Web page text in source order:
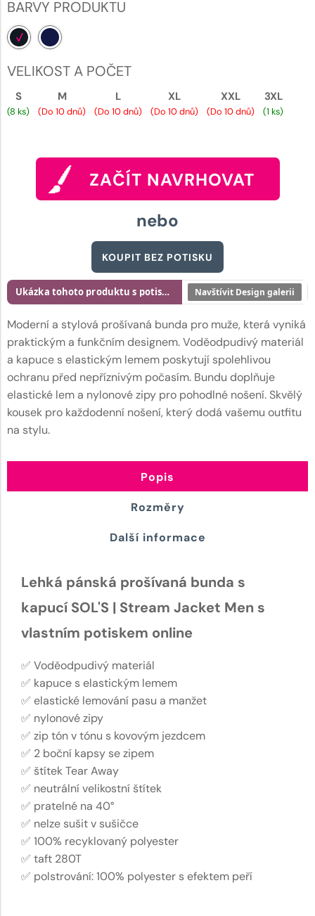
BARVY PRODUKTU
VELIKOST A POČET
S
(8 ks)
M
(Do 10 dnů)
L
(Do 10 dnů)
XL
(Do 10 dnů)
XXL
(Do 10 dnů)
3XL
(1 ks)
ZAČÍT NAVRHOVAT
nebo
KOUPIT BEZ POTISKU
Moderní a stylová prošívaná bunda pro muže, která vyniká
praktickým a funkčním designem. Voděodpudivý materiál
a kapuce s elastickým lemem poskytují spolehlivou
ochranu před nepříznivým počasím. Bundu doplňuje
elastické lem a nylonové zipy pro pohodlné nošení. Skvělý
kousek pro každodenní nošení, který dodá vašemu outfitu
na stylu.
Ukázka tohoto produktu s potiskem Navštívit Design galerii
Popis
Rozměry
Další informace
Lehká pánská prošívaná bunda s
kapucí SOL'S | Stream Jacket Men s
vlastním potiskem online
✅ Voděodpudivý materiál
✅ kapuce s elastickým lemem
✅ elastické lemování pasu a manžet
✅ nylonové zipy
✅ zip tón v tónu s kovovým jezdcem
✅ 2 boční kapsy se zipem
✅ štítek Tear Away
✅ neutrální velikostní štítek
✅ pratelné na 40°
✅ nelze sušit v sušičce
✅ 100% recyklovaný polyester
✅ taft 280T
✅ polstrování: 100% polyester s efektem peří